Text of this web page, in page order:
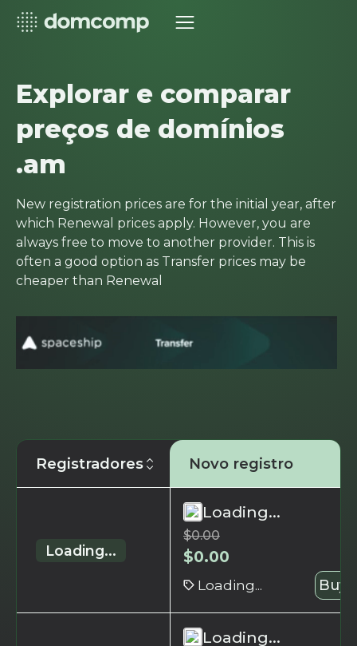
Explorar e comparar
preços de domínios
.am
New registration prices are for the initial year, after
which Renewal prices apply. However, you are
always free to move to another provider. This is
often a good option as Transfer prices may be
cheaper than Renewal
Registradores Novo registro
Loading...
Loading...
$0.00
$0.00
Loading... Buy
Loading...